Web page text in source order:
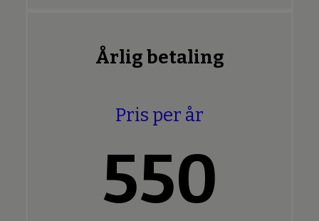
Årlig betaling
Pris per år
550